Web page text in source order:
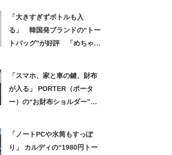
「大きすぎずボトルも入
る」 韓国発ブランドの“トー
トバッグ”が好評 「めちゃく
「スマホ、家と車の鍵、財布
が入る」 PORTER（ポータ
ー）の“お財布ショルダー”が
「ノートPCや水筒もすっぽ
り」 カルディの“1980円トー